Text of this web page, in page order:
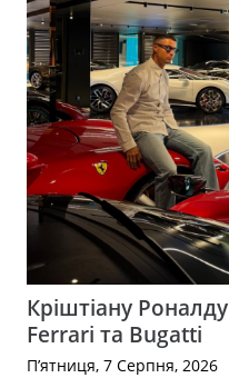
Кріштіану
Ferrari та Bugatti
П’ятниця, 7 Серпня, 2026